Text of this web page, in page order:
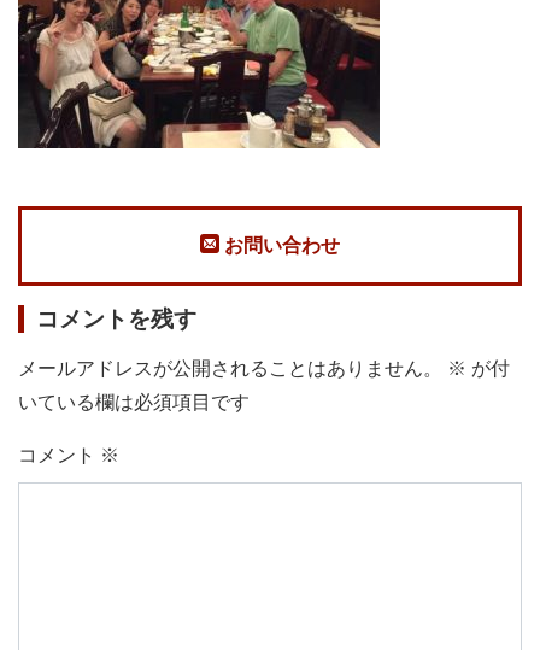
お問い合わせ
コメントを残す
メールアドレスが公開されることはありません。 ※ が付
いている欄は必須項目です
コメント ※